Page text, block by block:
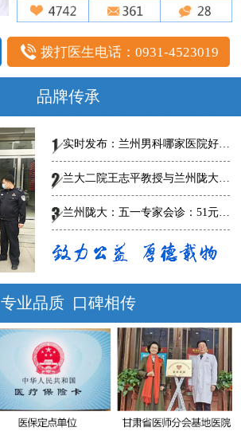
拨打医生电话：0931-4523019
品牌传承
实时发布：兰州男科哪家医院好-总榜发布--兰州陇大医院怎么样?
兰大二院王志平教授与兰州陇大男科医院专家共话男科规范、创新诊疗，
兰州陇大：五一专家会诊：51元泌尿男科惠民普查
专业品质 口碑相传